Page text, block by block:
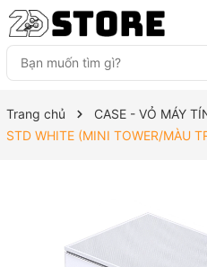
Trang chủ CASE - VỎ MÁY
STD WHITE (MINI TOWER/MÀU